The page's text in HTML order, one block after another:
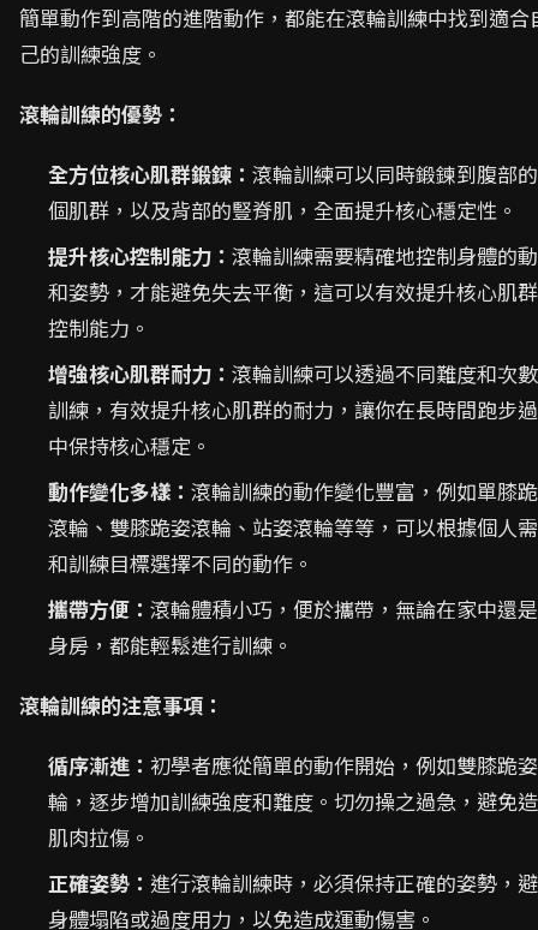
簡單動作到高階的進階動作，都能在滾輪訓練中找到適合
己的訓練強度。
滾輪訓練的優勢：
全方位核心肌群鍛鍊： 滾輪訓練可以同時鍛鍊到腹部
個肌群，以及背部的豎脊肌，全面提升核心穩定性。
提升核心控制能力： 滾輪訓練需要精確地控制身體的
和姿勢，才能避免失去平衡，這可以有效提升核心肌
控制能力。
增強核心肌群耐力： 滾輪訓練可以透過不同難度和次
訓練，有效提升核心肌群的耐力，讓你在長時間跑步
中保持核心穩定。
動作變化多樣： 滾輪訓練的動作變化豐富，例如單膝
滾輪、雙膝跪姿滾輪、站姿滾輪等等，可以根據個人
和訓練目標選擇不同的動作。
攜帶方便： 滾輪體積小巧，便於攜帶，無論在家中還
身房，都能輕鬆進行訓練。
滾輪訓練的注意事項：
循序漸進： 初學者應從簡單的動作開始，例如雙膝跪
輪，逐步增加訓練強度和難度。切勿操之過急，避免
肌肉拉傷。
正確姿勢： 進行滾輪訓練時，必須保持正確的姿勢，
身體塌陷或過度用力，以免造成運動傷害。